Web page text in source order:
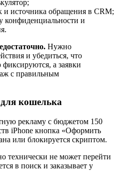
и источника обращения в CRM;
конфиденциальности и
Нужно
и убедиться, что
фиксируются, а заявки
с правильным
кошелька
рекламу с бюджетом 150
iPhone кнопка «Оформить
или блокируется скриптом.
технически не может перейти
в поиск и заказывает у